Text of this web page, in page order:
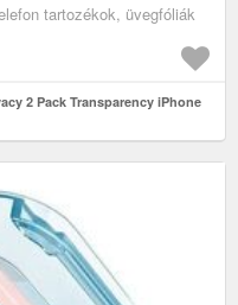
tartozékok, üvegfóliák
2 Pack Transparency iPhone